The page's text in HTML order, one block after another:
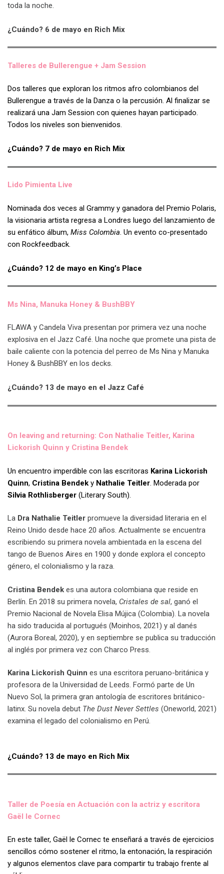
toda la noche.
¿Cuándo? 6 de mayo en Rich Mix
Talleres de Bullerengue + Jam Session
Dos talleres que exploran los ritmos afro colombianos del
Bullerengue a través de la Danza o la percusión. Al finalizar se
realizará una Jam Session con quienes hayan participado.
Todos los niveles son bienvenidos.
¿Cuándo? 7 de mayo en Rich Mix
Lido Pimienta Live
Nominada dos veces al Grammy y ganadora del Premio Polaris,
la visionaria artista regresa a Londres luego del lanzamiento de
su enfático álbum, Miss Colombia . Un evento co-presentado
con Rockfeedback.
¿Cuándo? 12 de mayo en King’s Place
Ms Nina, Manuka Honey & BushBBY
FLAWA y Candela Viva presentan por primera vez una noche
explosiva en el Jazz Café. Una noche que promete una pista de
baile caliente con la potencia del perreo de Ms Nina y Manuka
Honey & BushBBY en los decks.
¿Cuándo? 13 de mayo en el Jazz Café
On leaving and returning: Con Nathalie Teitler, Karina
Lickorish Quinn y Cristina Bendek
Un encuentro imperdible con las escritoras Karina Lickorish
Quinn, Cristina Bendek y Nathalie Teitler . Moderada por
Silvia Rothlisberger (Literary South).
La Dra Nathalie Teitler promueve la diversidad literaria en el
Reino Unido desde hace 20 años. Actualmente se encuentra
escribiendo su primera novela ambientada en la escena del
tango de Buenos Aires en 1900 y donde explora el concepto
género, el colonialismo y la raza.
Cristina Bendek es una autora colombiana que reside en
Berlín. En 2018 su primera novela, Cristales de sal, ganó el
Premio Nacional de Novela Elisa Mújica (Colombia). La novela
ha sido traducida al portugués (Moinhos, 2021) y al danés
(Aurora Boreal, 2020), y en septiembre se publica su traducción
al inglés por primera vez con Charco Press.
Karina Lickorish Quinn es una escritora peruano-británica y
profesora de la Universidad de Leeds. Formó parte de Un
Nuevo Sol, la primera gran antología de escritores británico-
latinx. Su novela debut The Dust Never Settles (Oneworld, 2021)
examina el legado del colonialismo en Perú.
¿Cuándo? 13 de mayo en Rich Mix
Taller de Poesía en Actuación con la actriz y escritora
Gaël le Cornec
En este taller, Gaël le Cornec te enseñará a través de ejercicios
sencillos cómo sostener el ritmo, la entonación, la respiración
y algunos elementos clave para compartir tu trabajo frente al